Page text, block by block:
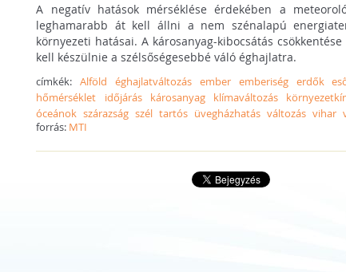
A negatív hatások mérséklése érdekében a
leghamarabb át kell állni a nem szénalapú
környezeti hatásai. A károsanyag-kibocsátás
kell készülnie a szélsőségesebbé váló éghajlatra.
címkék:Alföld éghajlatváltozás ember emberiség erdők
hőmérséklet
időjárás károsanyag klímaváltozás
óceánok szárazság szél tartós üvegházhatás változás vihar
forrás: MTI